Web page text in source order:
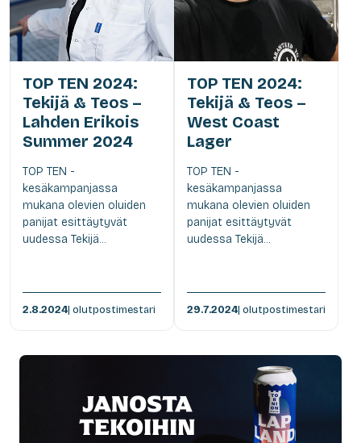
TOP TEN 2024:
Tekijä & Teos –
Lahden Erikois
Summer 2024
TOP TEN -
kesäkampanjassa
mukana olevien oluiden
panijat esittäytyvät
uudessa Tekijä...
2.8.2024| olutpostimestari
TOP TEN 2024:
Tekijä & Teos –
West Coast
Lager
TOP TEN -
kesäkampanjassa
mukana olevien oluiden
panijat esittäytyvät
uudessa Tekijä...
29.7.2024| olutpostimestari